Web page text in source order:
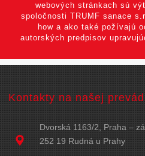
webových stránkach sú
spoločnosti TRUMF sanace
how a ako také požívajú
autorských predpisov
Kontakty na našej
Dvorská 1163/2, Praha –
252 19 Rudná u Prahy